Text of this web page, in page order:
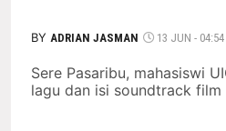
BY ADRIAN JASMAN 13 JUN -
Sere Pasaribu, mahasiswi
lagu dan isi soundtrack film